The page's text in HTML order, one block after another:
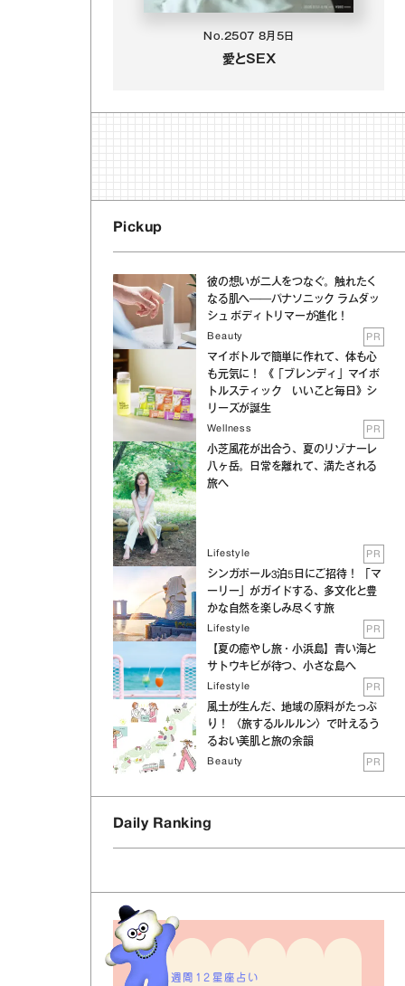
No.2507 8月5日
愛とSEX
Pickup
彼の想いが二人をつなぐ。触れたく
なる肌へ──パナソニック ラムダッ
シュ ボディトリマーが進化！
Beauty PR
マイボトルで簡単に作れて、体も心
も元気に！ 《「ブレンディ」マイボ
トルスティック いいこと毎日》シ
リーズが誕生
Wellness PR
小芝風花が出合う、夏のリゾナーレ
八ヶ岳。日常を離れて、満たされる
旅へ
Lifestyle PR
シンガポール3泊5日にご招待！ 「マ
ーリー」がガイドする、多文化と豊
かな自然を楽しみ尽くす旅
Lifestyle PR
【夏の癒やし旅・小浜島】青い海と
サトウキビが待つ、小さな島へ
Lifestyle PR
風土が生んだ、地域の原料がたっぷ
り！ 〈旅するルルルン〉で叶えるう
るおい美肌と旅の余韻
Beauty PR
Daily Ranking
週間12星座占い